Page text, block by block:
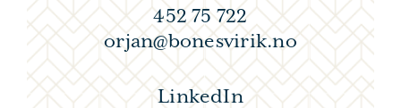
452 75 722
orjan@bonesvirik.no
LinkedIn